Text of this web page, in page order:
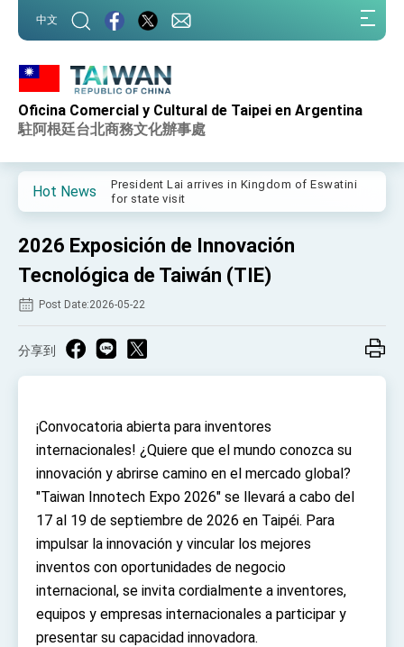
中文
Oficina Comercial y Cultural de Taipei en Argentina
駐阿根廷台北商務文化辦事處
Hot News
Important Remarks of the Ministry of Foreign
Affairs
advancing Taiwan-US exchanges and
cooperation
President Lai arrives in Kingdom of Eswatini
for state visit
Taiwan’s economic growth is a priority for
President Lai
President Lai’s remarks for Lunar New Year
President Lai interviewed by AFP
Taiwan- US Economic Prosperity Partnership
President Lai meets US delegation led by
Senator Ruben Gallego
MOFA, MODA team up to promote integrated
EY details tariff negotiations with U.S.
FM Lin hosts ABAC representatives
government diplomacy approach
President Lai delivers 2026 New Year’s
Address
2026 Exposición de Innovación
Tecnológica de Taiwán (TIE)
Post Date:2026-05-22
分享到
¡Convocatoria abierta para inventores
internacionales! ¿Quiere que el mundo conozca su
innovación y abrirse camino en el mercado global?
"Taiwan Innotech Expo 2026" se llevará a cabo del
17 al 19 de septiembre de 2026 en Taipéi. Para
impulsar la innovación y vincular los mejores
inventos con oportunidades de negocio
internacional, se invita cordialmente a inventores,
equipos y empresas internacionales a participar y
presentar su capacidad innovadora.